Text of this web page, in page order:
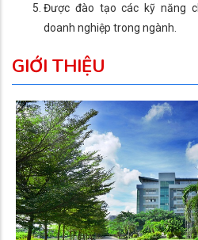
Được đào tạo các kỹ năng
doanh nghiệp trong ngành.
GIỚI THIỆU